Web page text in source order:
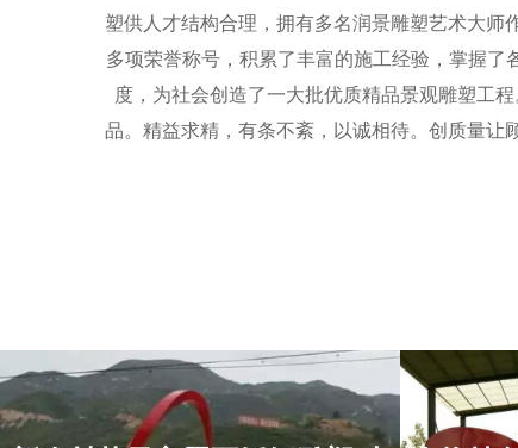
塑供人才结构合理，拥有多名润景雕塑艺术大师
多项荣誉称号，积累了丰富的施工经验，掌握了
度，为社会创造了一大批优质精品景观雕塑工
品。精益求精，有条不紊，以诚相待。创质量让